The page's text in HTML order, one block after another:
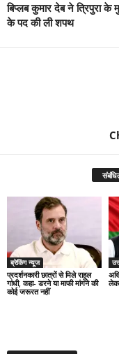
बिप्लब कुमार देब ने त्रिपुरा के
के पद की ली शपथ
ब्रेकिंग न्यूज
प्रदर्शनकारी छात्रों से मिले राहुल
गांधी, कहा- डरने या माफी मांगने की
कोई जरूरत नहीं